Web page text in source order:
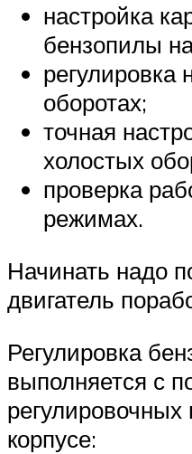
настройка
бензопилы
оборотах;
точная
холостых
проверка
режимах.
Начинать надо
двигатель
Регулировка
выполняется с
регулировочных
корпусе: